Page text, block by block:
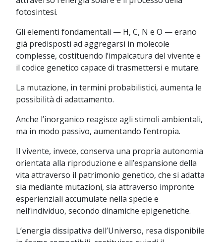
fotosintesi.
Gli elementi fondamentali — H, C, N e O — erano
già predisposti ad aggregarsi in molecole
complesse, costituendo l’impalcatura del vivente e
il codice genetico capace di trasmettersi e mutare.
La mutazione, in termini probabilistici, aumenta le
possibilità di adattamento.
Anche l’inorganico reagisce agli stimoli ambientali,
ma in modo passivo, aumentando l’entropia.
Il vivente, invece, conserva una propria autonomia
orientata alla riproduzione e all’espansione della
vita attraverso il patrimonio genetico, che si adatta
sia mediante mutazioni, sia attraverso impronte
esperienziali accumulate nella specie e
nell’individuo, secondo dinamiche epigenetiche.
L’energia dissipativa dell’Universo, resa disponibile